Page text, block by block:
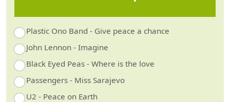
Plastic Ono Band - Give peace a chance
John Lennon - Imagine
Black Eyed Peas - Where is the love
Passengers - Miss Sarajevo
U2 - Peace on Earth